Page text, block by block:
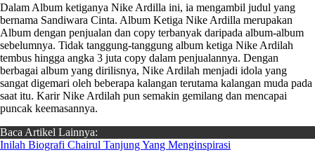
Dalam Album ketiganya Nike Ardilla ini, ia mengambil judul yang
bernama Sandiwara Cinta. Album Ketiga Nike Ardilla merupakan
Album dengan penjualan dan copy terbanyak daripada album-album
sebelumnya. Tidak tanggung-tanggung album ketiga Nike Ardilah
tembus hingga angka 3 juta copy dalam penjualannya. Dengan
berbagai album yang dirilisnya, Nike Ardilah menjadi idola yang
sangat digemari oleh beberapa kalangan terutama kalangan muda pada
saat itu. Karir Nike Ardilah pun semakin gemilang dan mencapai
puncak keemasannya.
Baca Artikel Lainnya:
Inilah Biografi Chairul Tanjung Yang Menginspirasi